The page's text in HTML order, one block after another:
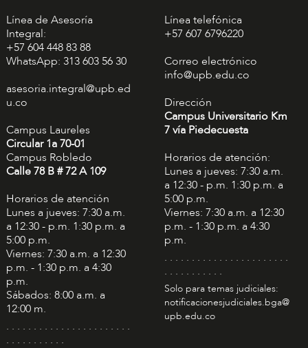
Línea de Asesoría
Integral:
+57 604 448 83 88
WhatsApp: 313 603 56 30
asesoria.integral@upb.ed
u.co
Campus Laureles
Circular 1a 70-01
Campus Robledo
Calle 78 B # 72 A 109
Horarios de atención
Lunes a jueves: 7:30 a.m.
a 12:30 - p.m. 1:30 p.m. a
5:00 p.m.
Viernes: 7:30 a.m. a 12:30
p.m. - 1:30 p.m. a 4:30
p.m.
Sábados: 8:00 a.m. a
12:00 m.
. . . . . . . . . . . . . . . . . . . . . . .
. . . . . . . . . . .
Línea telefónica
+57 607 6796220
Correo electrónico
info@upb.edu.co
Dirección
Campus Universitario Km
7 vía Piedecuesta
Horarios de atención:
Lunes a jueves: 7:30 a.m.
a 12:30 - p.m. 1:30 p.m. a
5:00 p.m.
Viernes: 7:30 a.m. a 12:30
p.m. - 1:30 p.m. a 4:30
p.m.
. . . . . . . . . . . . . . . . . . . . . . .
. . . . . . . . . . .
Solo para temas judiciales:
notificacionesjudiciales.bga@
upb.edu.co